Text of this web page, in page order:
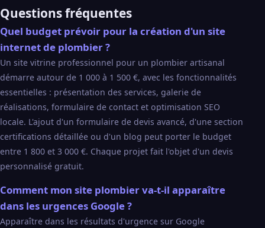
Questions fréquentes
Quel budget prévoir pour la création d'un site
internet de plombier ?
Un site vitrine professionnel pour un plombier artisanal
démarre autour de 1 000 à 1 500 €, avec les fonctionnalités
essentielles : présentation des services, galerie de
réalisations, formulaire de contact et optimisation SEO
locale. L'ajout d'un formulaire de devis avancé, d'une section
certifications détaillée ou d'un blog peut porter le budget
entre 1 800 et 3 000 €. Chaque projet fait l'objet d'un devis
personnalisé gratuit.
Comment mon site plombier va-t-il apparaître
dans les urgences Google ?
Apparaître dans les résultats d'urgence sur Google